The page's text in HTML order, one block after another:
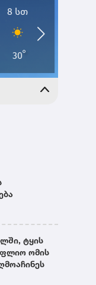
ტყის
ომის